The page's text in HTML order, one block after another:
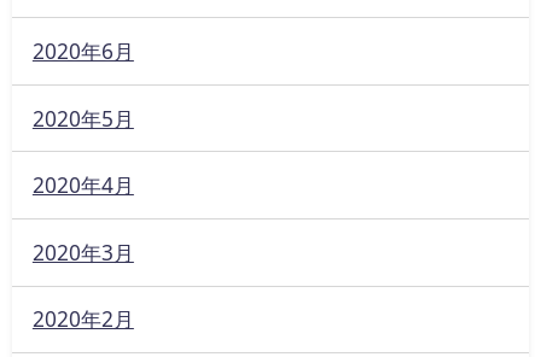
2020年6月
2020年5月
2020年4月
2020年3月
2020年2月